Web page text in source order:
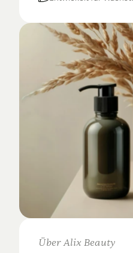
Über Alix Beauty